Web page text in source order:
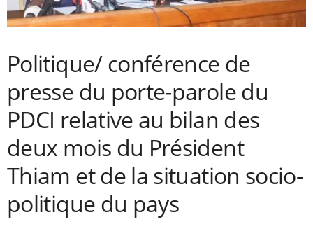
Politique/ conférence de
presse du porte-parole du
PDCI relative au bilan des
deux mois du Président
Thiam et de la situation socio-
politique du pays